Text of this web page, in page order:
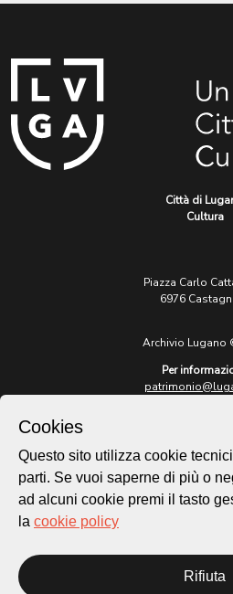
Città di
Cultura
Piazza Carlo
6976
Archivio Lugano
Per
lugano.ch
Cookie
Homepage
Temi
Cookies
Questo sito utilizza cookie
parti. Se vuoi saperne di più o
ad alcuni cookie premi il tasto
la cookie policy
Rifiuta